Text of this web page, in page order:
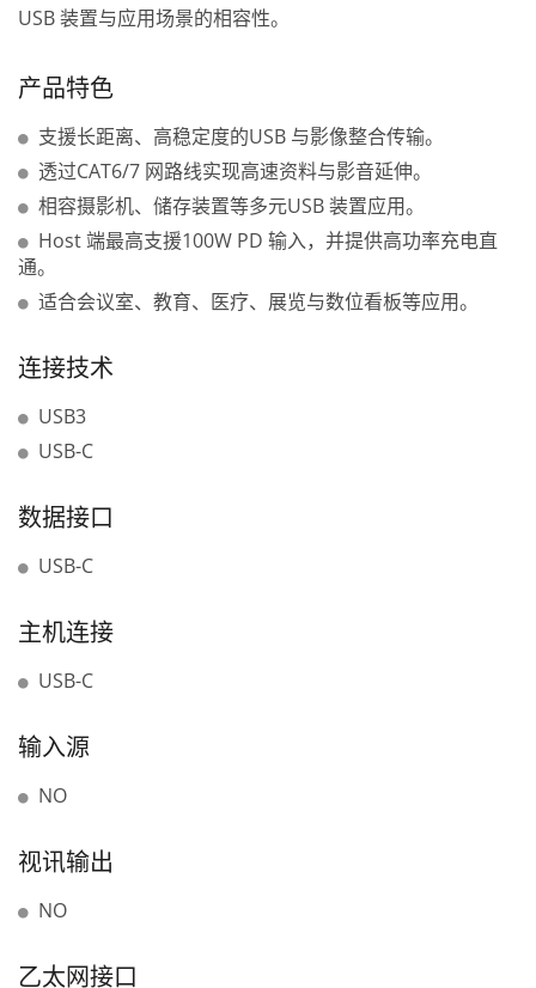
USB 装置与应用场景的相容性。
产品特色
支援长距离、高稳定度的USB 与影像整合传输。
透过CAT6/7 网路线实现高速资料与影音延伸。
相容摄影机、储存装置等多元USB 装置应用。
Host 端最高支援100W PD 输入，并提供高功率充电直
通。
适合会议室、教育、医疗、展览与数位看板等应用。
连接技术
USB3
USB-C
数据接口
USB-C
主机连接
USB-C
输入源
NO
视讯输出
NO
乙太网接口